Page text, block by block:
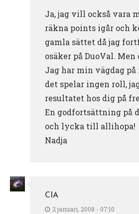
Ja, jag vill också vara
räkna points igår och
gamla sättet då jag
osäker på DuoVal.
Jag har min vägdag på
det spelar ingen roll,
resultatet hos dig på
En godfortsättning på
och lycka till allihopa!
Nadja
CIA
2 januari, 2008 - 07:10